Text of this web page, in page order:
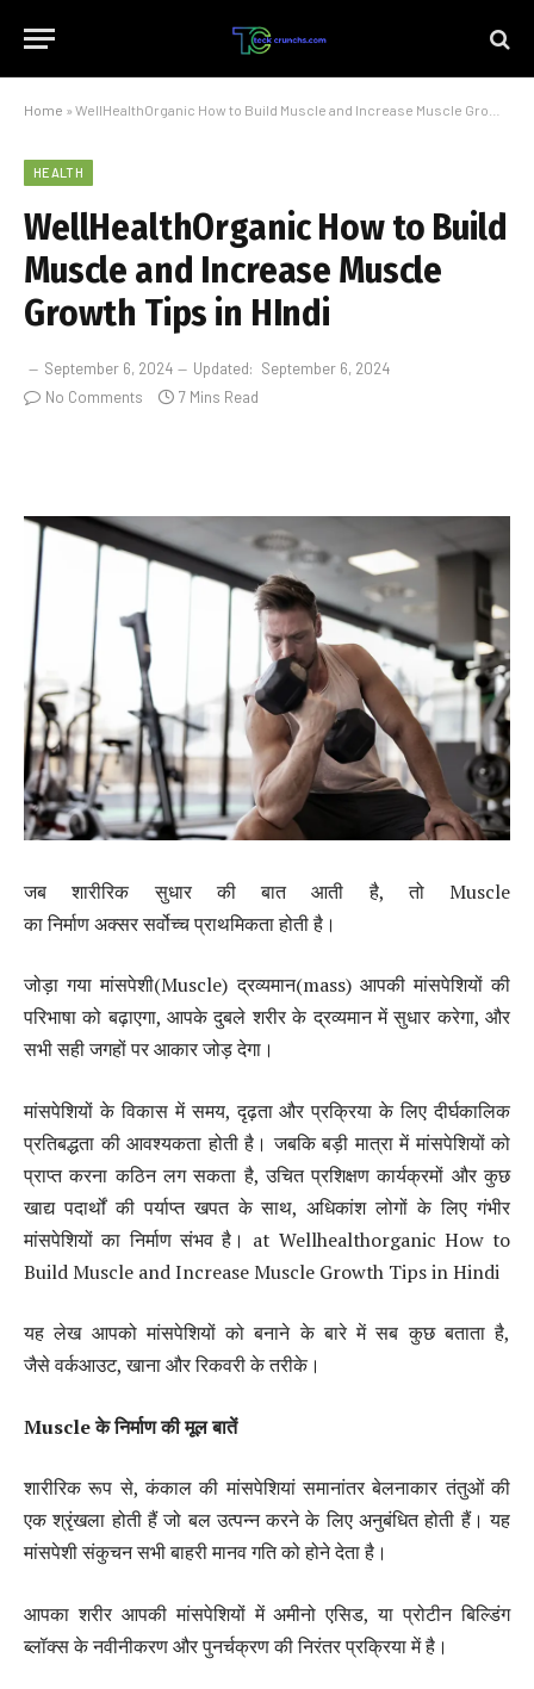
Home » WellHealthOrganic How to Build Muscle and Increase Muscle Growth Tips in HIndi
HEALTH
WellHealthOrganic How to Build
Muscle and Increase Muscle
Growth Tips in HIndi
September 6, 2024 Updated: September 6, 2024
No Comments
7 Mins Read
जब शारीरिक सुधार की बात आती है, तो Muscle
का निर्माण अक्सर सर्वोच्च प्राथमिकता होती है।
जोड़ा गया मांसपेशी(Muscle) द्रव्यमान(mass) आपकी मांसपेशियों की
परिभाषा को बढ़ाएगा, आपके दुबले शरीर के द्रव्यमान में सुधार करेगा, और
सभी सही जगहों पर आकार जोड़ देगा।
मांसपेशियों के विकास में समय, दृढ़ता और प्रक्रिया के लिए दीर्घकालिक
प्रतिबद्धता की आवश्यकता होती है। जबकि बड़ी मात्रा में मांसपेशियों को
प्राप्त करना कठिन लग सकता है, उचित प्रशिक्षण कार्यक्रमों और कुछ
खाद्य पदार्थों की पर्याप्त खपत के साथ, अधिकांश लोगों के लिए गंभीर
मांसपेशियों का निर्माण संभव है। at Wellhealthorganic How to
Build Muscle and Increase Muscle Growth Tips in Hindi
यह लेख आपको मांसपेशियों को बनाने के बारे में सब कुछ बताता है,
जैसे वर्कआउट, खाना और रिकवरी के तरीके।
Muscleकेनिर्माणकीमूलबातें
शारीरिक रूप से, कंकाल की मांसपेशियां समानांतर बेलनाकार तंतुओं की
एक श्रृंखला होती हैं जो बल उत्पन्न करने के लिए अनुबंधित होती हैं। यह
मांसपेशी संकुचन सभी बाहरी मानव गति को होने देता है।
आपका शरीर आपकी मांसपेशियों में अमीनो एसिड, या प्रोटीन बिल्डिंग
ब्लॉक्स के नवीनीकरण और पुनर्चक्रण की निरंतर प्रक्रिया में है।